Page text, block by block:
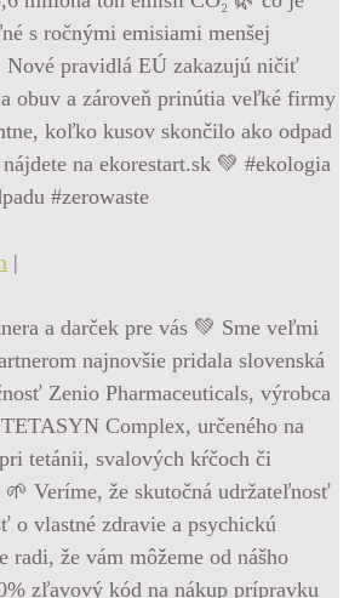
s ročnými emisiami menšej
Nové pravidlá EÚ zakazujú ničiť
a obuv a zároveň prinútia veľké firmy
koľko kusov skončilo ako odpad
na ekorestart.sk 💚 #ekologia
#zerowaste
|